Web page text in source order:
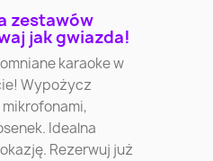
zestawów
jak gwiazda!
karaoke w
Wypożycz
Idealna
Rezerwuj już